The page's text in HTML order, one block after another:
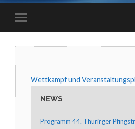
Wettkampf und
NEWS
Programm 44. Thüringer